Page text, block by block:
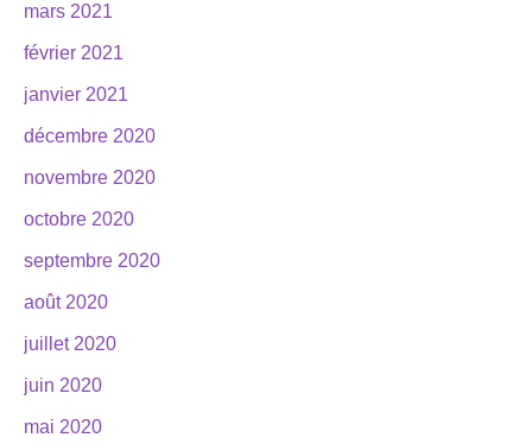
mars 2021
février 2021
janvier 2021
décembre 2020
novembre 2020
octobre 2020
septembre 2020
août 2020
juillet 2020
juin 2020
mai 2020